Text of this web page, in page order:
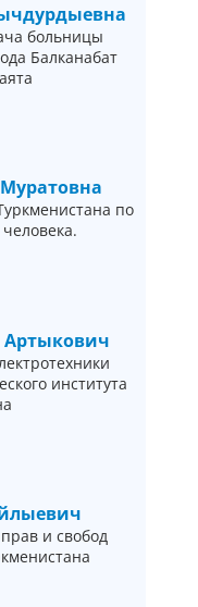
больницы
Балканабат
по
института
и свобод